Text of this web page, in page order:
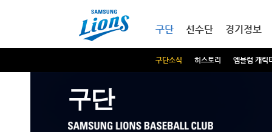
구단
구단소식 히스토리 엠블럼 캐릭
선수단 경기정보
구단